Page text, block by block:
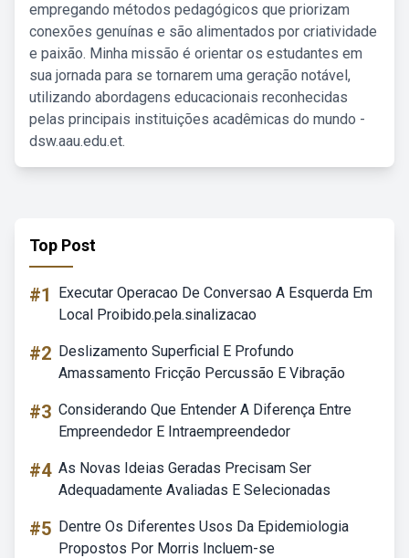
empregando métodos pedagógicos que priorizam
conexões genuínas e são alimentados por criatividade
e paixão. Minha missão é orientar os estudantes em
sua jornada para se tornarem uma geração notável,
utilizando abordagens educacionais reconhecidas
pelas principais instituições acadêmicas do mundo -
dsw.aau.edu.et.
Top Post
#1
Executar Operacao De Conversao A Esquerda Em
Local Proibido.pela.sinalizacao
#2 Deslizamento Superficial E Profundo
Amassamento Fricção Percussão E Vibração
#3 Considerando Que Entender A Diferença Entre
Empreendedor E Intraempreendedor
#4 As Novas Ideias Geradas Precisam Ser
Adequadamente Avaliadas E Selecionadas
#5 Dentre Os Diferentes Usos Da Epidemiologia
Propostos Por Morris Incluem-se